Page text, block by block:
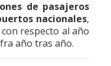
de pasajeros
nacionales,
respecto al año
año tras año.